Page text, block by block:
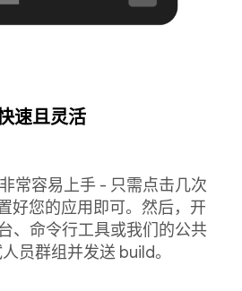
速且灵活
常容易上手 - 只需点击几次
好您的应用即可。然后，开
、命令行工具或我们的公共
员群组并发送 build。